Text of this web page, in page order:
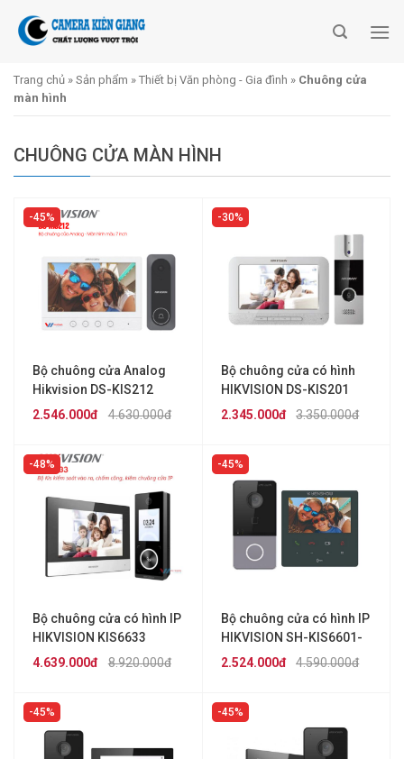
Trang chủ » Sản phẩm » Thiết bị Văn phòng - Gia đình » Chuông cửa
màn hình
CHUÔNG CỬA MÀN HÌNH
45%
Bộ chuông cửa Analog
Hikvision DS-KIS212
4.630.000đ
2.546.000đ
30%
Bộ chuông cửa có hình
HIKVISION DS-KIS201
3.350.000đ
2.345.000đ
48%
Bộ chuông cửa có hình IP
HIKVISION KIS6633
8.920.000đ
4.639.000đ
45%
Bộ chuông cửa có hình IP
HIKVISION SH-KIS6601-
WE
4.590.000đ
2.524.000đ
45% 45%